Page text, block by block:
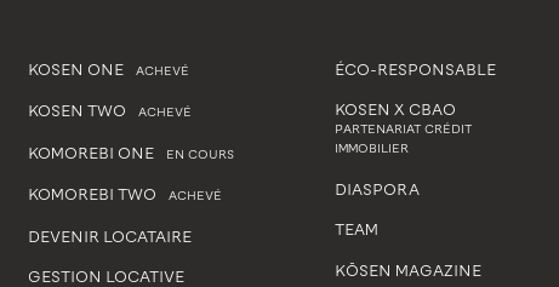
KOSEN ONE ACHEVÉ
KOSEN TWO ACHEVÉ
KOMOREBI ONE EN COURS
KOMOREBI TWO ACHEVÉ
DEVENIR LOCATAIRE
GESTION LOCATIVE
ÉCO-RESPONSABLE
KOSEN X CBAO
PARTENARIAT CRÉDIT
IMMOBILIER
DIASPORA
TEAM
KŌSEN MAGAZINE